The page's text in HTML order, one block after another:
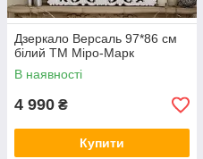
Дзеркало Версаль 97*86 см
білий ТМ Міро-Марк
В наявності
4 990 ₴
Купити